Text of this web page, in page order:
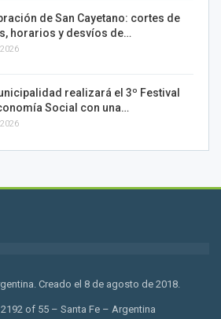
de San Cayetano: cortes de
horarios y desvíos de…
realizará el 3º Festival
Social con una…
Creado el 8 de agosto de 2018.
of 55 – Santa Fe – Argentina